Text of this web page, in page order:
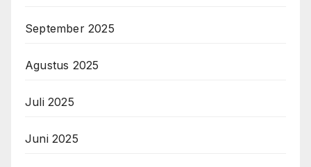
September 2025
Agustus 2025
Juli 2025
Juni 2025